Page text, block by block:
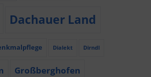
Dachauer Land
Dialekt Dirndl
Großberghofen